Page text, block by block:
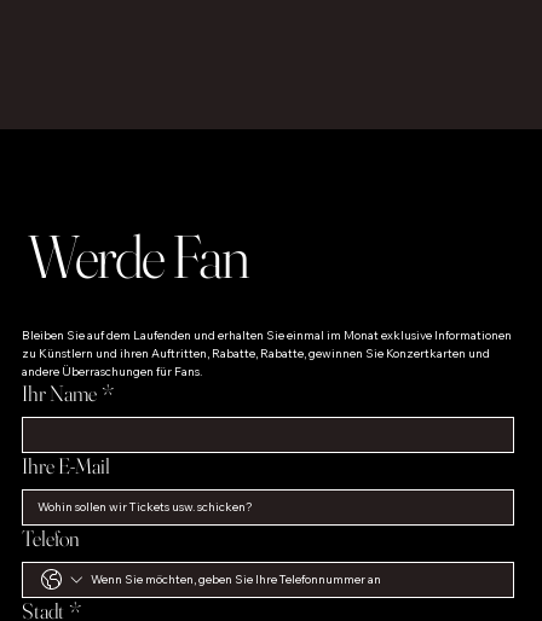
Werde Fan
Bleiben Sie auf dem Laufenden und erhalten Sie einmal im Monat exklusive Informationen
zu Künstlern und ihren Auftritten, Rabatte, Rabatte, gewinnen Sie Konzertkarten und
andere Überraschungen für Fans.
Ihr Name *
Ihre E-Mail
Telefon
Stadt *